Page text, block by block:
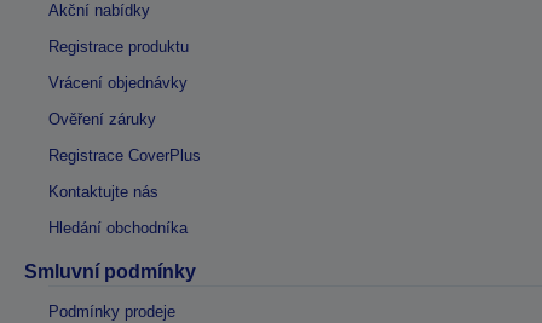
Akční nabídky
Registrace produktu
Vrácení objednávky
Ověření záruky
Registrace CoverPlus
Kontaktujte nás
Hledání obchodníka
Smluvní podmínky
Podmínky prodeje